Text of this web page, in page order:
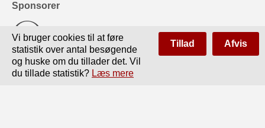
Sponsorer
Vi bruger cookies til at føre
statistik over antal besøgende
og huske om du tillader det. Vil
du tillade statistik? Læs mere
Tillad Afvis